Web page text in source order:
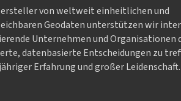
von weltweit einheitlichen und
Geodaten un­ter­stüt­zen wir
Un­ter­neh­men und Or­ga­nisa­tionen
datenbasierte Entscheidungen zu
Erfahrung und großer Leidenschaft.